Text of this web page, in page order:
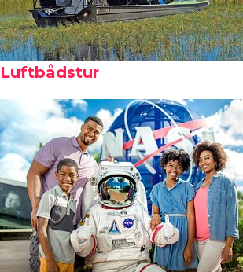
Luftbådstur